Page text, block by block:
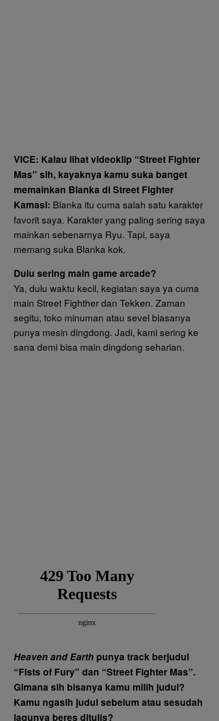
VICE: Kalau lihat videoklip “Street Fighter
Mas” sih, kayaknya kamu suka banget
memainkan Blanka di Street Fighter
Kamasi: Blanka itu cuma salah satu karakter
favorit saya. Karakter yang paling sering saya
mainkan sebenarnya Ryu. Tapi, saya
memang suka Blanka kok.
Dulu sering main game arcade?
Ya, dulu waktu kecil, kegiatan saya ya cuma
main Street Fighther dan Tekken. Zaman
segitu, toko minuman atau sevel biasanya
punya mesin dingdong. Jadi, kami sering ke
sana demi bisa main dingdong seharian.
Heaven and Earth punya track berjudul
“Fists of Fury” dan “Street Fighter Mas”.
Gimana sih bisanya kamu milih judul?
Kamu ngasih judul sebelum atau sesudah
lagunya beres ditulis?